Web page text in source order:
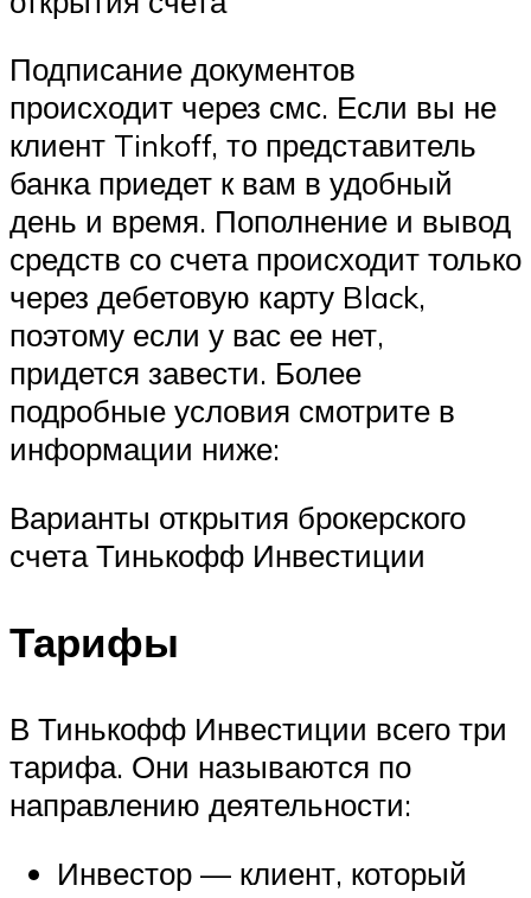
Подписание документов
происходит через смс. Если вы не
клиент Tinkoff, то представитель
банка приедет к вам в удобный
день и время. Пополнение и вывод
средств со счета происходит только
через дебетовую карту Black,
поэтому если у вас ее нет,
придется завести. Более
подробные условия смотрите в
информации ниже:
Варианты открытия брокерского
счета Тинькофф Инвестиции
Тарифы
В Тинькофф Инвестиции всего три
тарифа. Они называются по
направлению деятельности:
Инвестор — клиент, который